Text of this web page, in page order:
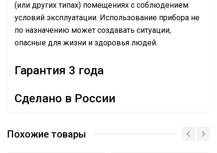
(или других типах) помещениях с соблюдением
условий эксплуатации. Использование прибора не
по назначению может создавать ситуации,
опасные для жизни и здоровья людей.
Гарантия 3 года
Сделано в России
площадью до
Похожие товары